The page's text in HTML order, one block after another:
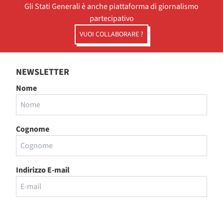
Gli Stati Generali è anche piattaforma di giornalismo
partecipativo
VUOI COLLABORARE ?
NEWSLETTER
Nome
Cognome
Indirizzo E-mail